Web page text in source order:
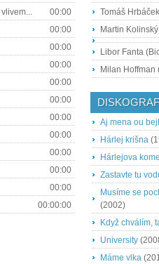
00:00
00:00
00:00
00:00
00:00
00:00
00:00
00:00
00:00
00:00
00:00
00:00:00
Tomáš
Martin
Libor Fanta
Milan Hoffman
Aj mena ou
Hárlej krišna
Hárlejova
Zastavte tu
Musíme se
(2002)
Když chválím,
University
Máme vlka